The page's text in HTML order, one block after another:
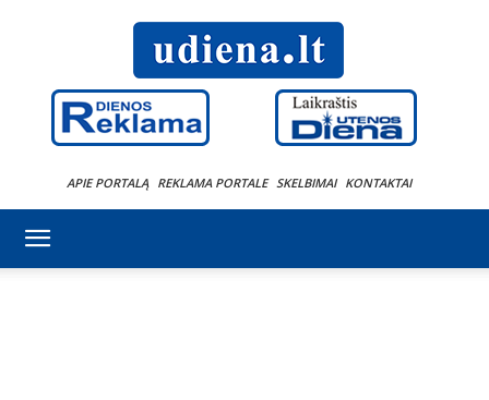
APIE PORTALĄ REKLAMA PORTALE SKELBIMAI KONTAKTAI